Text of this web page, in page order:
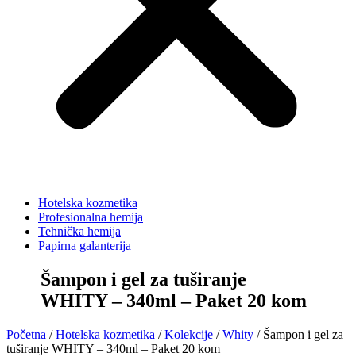
Hotelska kozmetika
Profesionalna hemija
Tehnička hemija
Papirna galanterija
Šampon i gel za tuširanje
WHITY – 340ml – Paket 20 kom
Početna /Hotelska kozmetika /Kolekcije /Whity / Šampon i gel za
tuširanje WHITY – 340ml – Paket 20 kom